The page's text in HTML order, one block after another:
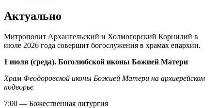
Актуально
Митрополит Архангельский и Холмогорский Корнилий в
июле 2026 года совершит богослужения в храмах епархии.
1 июля (среда). Боголюбской иконы Божией Матери
Храм Феодоровской иконы Божией Матери на архиерейском
подворье
7:00 — Божественная литургия